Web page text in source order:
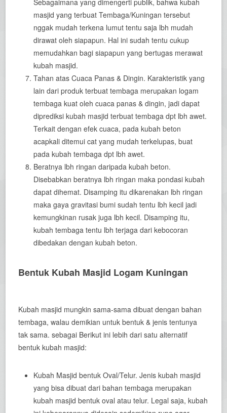
Sebagaimana yang dimengerti publik, bahwa kubah
masjid yang terbuat Tembaga/Kuningan tersebut
nggak mudah terkena lumut tentu saja lbh mudah
dirawat oleh siapapun. Hal ini sudah tentu cukup
memudahkan bagi siapapun yang bertugas merawat
kubah masjid.
Tahan atas Cuaca Panas & Dingin. Karakteristik yang
lain dari produk terbuat tembaga merupakan logam
tembaga kuat oleh cuaca panas & dingin, jadi dapat
diprediksi kubah masjid terbuat tembaga dpt lbh awet.
Terkait dengan efek cuaca, pada kubah beton
acapkali ditemui cat yang mudah terkelupas, buat
pada kubah tembaga dpt lbh awet.
Beratnya lbh ringan daripada kubah beton.
Disebabkan beratnya lbh ringan maka pondasi kubah
dapat dihemat. Disamping itu dikarenakan lbh ringan
maka gaya gravitasi bumi sudah tentu lbh kecil jadi
kemungkinan rusak juga lbh kecil. Disamping itu,
kubah tembaga tentu lbh terjaga dari kebocoran
dibedakan dengan kubah beton.
Bentuk Kubah Masjid Logam Kuningan
Kubah masjid mungkin sama-sama dibuat dengan bahan
tembaga, walau demikian untuk bentuk & jenis tentunya
tak sama. sebagai Berikut ini lebih dari satu alternatif
bentuk kubah masjid:
Kubah Masjid bentuk Oval/Telur. Jenis kubah masjid
yang bisa dibuat dari bahan tembaga merupakan
kubah masjid bentuk oval atau telur. Legal saja, kubah